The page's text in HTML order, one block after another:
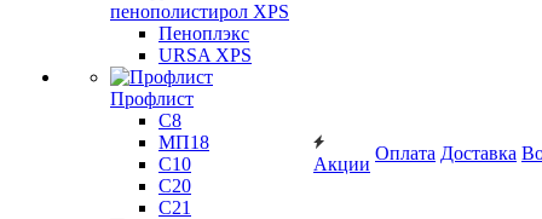
пенополистирол XPS
Пеноплэкс
URSA XPS
Профлист
С8
МП18
С10
С20
С21
Акции
Оплата Доставка